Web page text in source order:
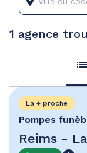
1 agence
Pompes
Reims -
La + proche